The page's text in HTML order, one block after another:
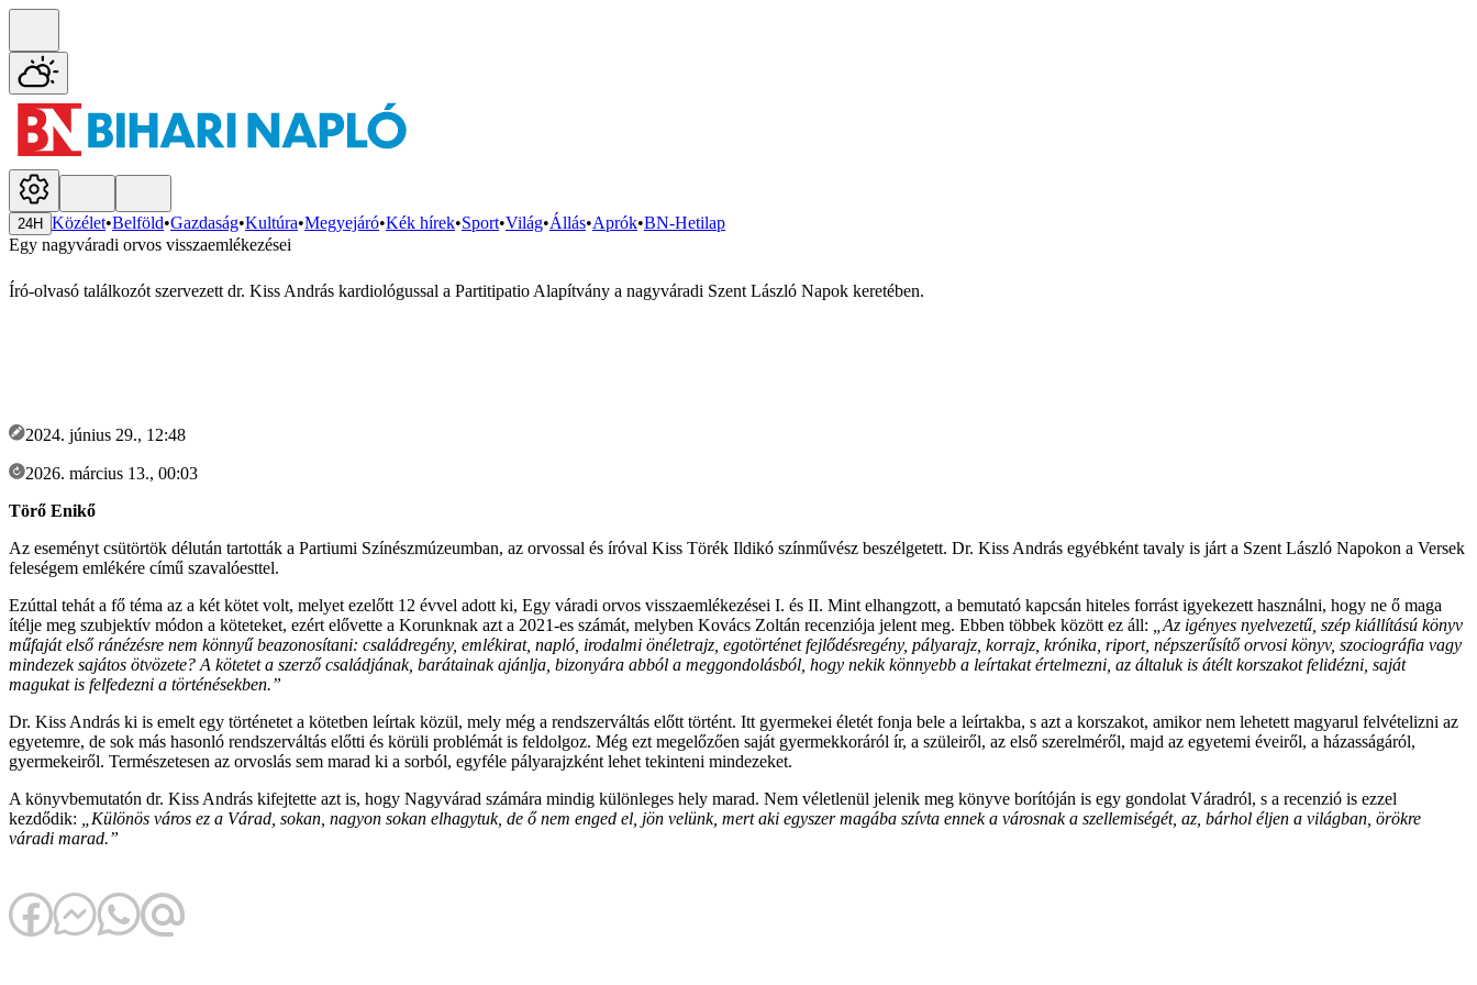
24H Közélet•Belföld•Gazdaság•Kultúra•Megyejáró•Kék hírek•Sport•Világ•Állás•Aprók•BN-Hetilap
Egy nagyváradi orvos visszaemlékezései
Író-olvasó találkozót szervezett dr. Kiss András kardiológussal a Partitipatio Alapítvány a nagyváradi Szent László Napok keretében.
2024. június 29., 12:48
2026. március 13., 00:03
Törő Enikő
Az eseményt csütörtök délután tartották a Partiumi Színészmúzeumban, az orvossal és íróval Kiss Törék Ildikó színművész beszélgetett. Dr. Kiss András egyébként tavaly is járt a Szent László Napokon a Versek
feleségem emlékére című szavalóesttel.
Ezúttal tehát a fő téma az a két kötet volt, melyet ezelőtt 12 évvel adott ki, Egy váradi orvos visszaemlékezései I. és II. Mint elhangzott, a bemutató kapcsán hiteles forrást igyekezett használni, hogy ne ő maga
ítélje meg szubjektív módon a köteteket, ezért elővette a Korunknak azt a 2021-es számát, melyben Kovács Zoltán recenziója jelent meg. Ebben többek között ez áll:
„Az igényes nyelvezetű, szép kiállítású könyv
műfaját első ránézésre nem könnyű beazonosítani: családregény, emlékirat, napló, irodalmi önéletrajz, egotörténet fejlődésregény, pályarajz, korrajz, krónika, riport, népszerűsítő orvosi könyv, szociográfia vagy
mindezek sajátos ötvözete? A kötetet a szerző családjának, barátainak ajánlja, bizonyára abból a meggondolásból, hogy nekik könnyebb a leírtakat értelmezni, az általuk is átélt korszakot felidézni, saját
magukat is felfedezni a történésekben.”
Dr. Kiss András ki is emelt egy történetet a kötetben leírtak közül, mely még a rendszerváltás előtt történt. Itt gyermekei életét fonja bele a leírtakba, s azt a korszakot, amikor nem lehetett magyarul felvételizni az
egyetemre, de sok más hasonló rendszerváltás előtti és körüli problémát is feldolgoz. Még ezt megelőzően saját gyermekkoráról ír, a szüleiről, az első szerelméről, majd az egyetemi éveiről, a házasságáról,
gyermekeiről. Természetesen az orvoslás sem marad ki a sorból, egyféle pályarajzként lehet tekinteni mindezeket.
A könyvbemutatón dr. Kiss András kifejtette azt is, hogy Nagyvárad számára mindig különleges hely marad. Nem véletlenül jelenik meg könyve borítóján is egy gondolat Váradról, s a recenzió is ezzel
kezdődik:
„Különös város ez a Várad, sokan, nagyon sokan elhagytuk, de ő nem enged el, jön velünk, mert aki egyszer magába szívta ennek a városnak a szellemiségét, az, bárhol éljen a világban, örökre
váradi marad.”